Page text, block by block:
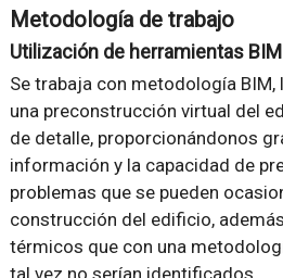
Metodología de trabajo
Utilización de herramientas BIM
Se trabaja con metodología
una preconstrucción virtual del
de detalle, proporcionándonos
información y la capacidad de
problemas que se pueden
construcción del edificio,
térmicos que con una
tal vez no serían identificados.